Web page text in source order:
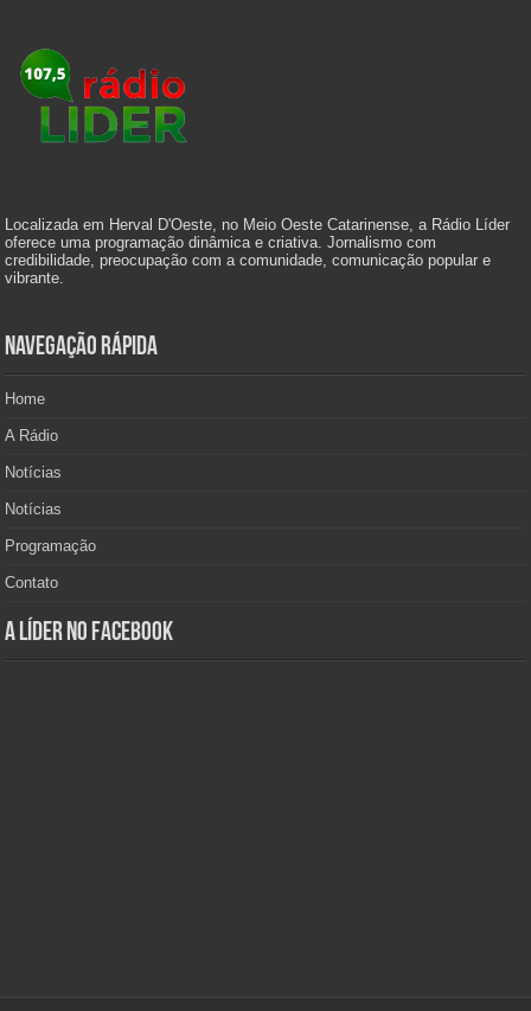
Localizada em Herval D'Oeste, no Meio Oeste Catarinense, a Rádio Líder
oferece uma programação dinâmica e criativa. Jornalismo com
credibilidade, preocupação com a comunidade, comunicação popular e
vibrante.
Navegação Rápida
Home
A Rádio
Notícias
Notícias
Programação
Contato
A Líder no Facebook